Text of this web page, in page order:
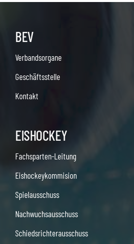
BEV
Verbandsorgane
Geschäftsstelle
Kontakt
EISHOCKEY
Fachsparten-Leitung
Eishockeykommision
Spielausschuss
Nachwuchsausschuss
Schiedsrichterausschuss